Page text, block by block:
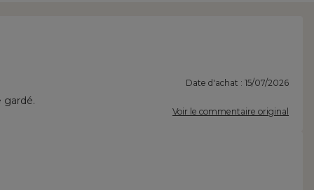
Date d'achat : 15/07/2026
gardé.
Voir le commentaire original